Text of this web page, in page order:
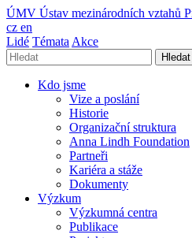
ÚMV Ústav mezinárodních vztahů
cz en
Lidé Témata Akce
Hledat
Kdo jsme
Vize a poslání
Historie
Organizační struktura
Anna Lindh Foundation
Partneři
Kariéra a stáže
Dokumenty
Výzkum
Výzkumná centra
Publikace